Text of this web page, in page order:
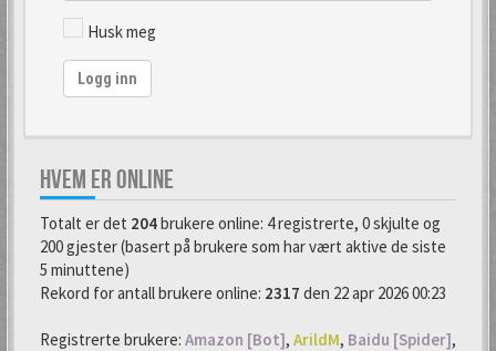
Husk meg
Logg inn
HVEM ER ONLINE
Totalt er det 204brukere online: 4 registrerte, 0 skjulte og
200 gjester (basert på brukere som har vært aktive de siste
5 minuttene)
Rekord for antall brukere online: 2317 den 22 apr 2026 00:23
Registrerte brukere: Amazon [Bot], ArildM, Baidu [Spider],